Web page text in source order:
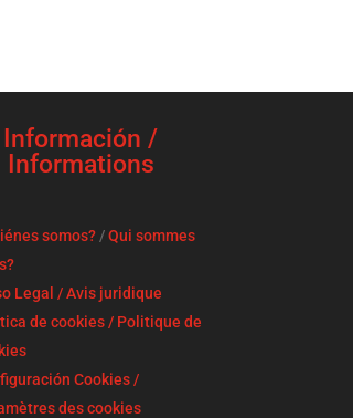
Información /
Informations
somos? /Qui sommes
Legal / Avis juridique
de cookies / Politique de
Cookies /
des cookies